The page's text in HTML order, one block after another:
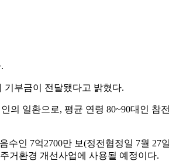
기부금이 전달됐다고 밝혔다.
의 일환으로, 평균 연령 80~90대인 참
인 7억2700만 보(정전협정일 7월 27
거환경 개선사업에 사용될 예정이다.